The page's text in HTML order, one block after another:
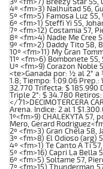
4º <fm>3) Nalhuitad 56,
5º <fm>5) Famosa Luz
6º <fm>1) Steffi Yi 55,
7º <fm>12) Costamia 57,
8º <fm>4) Nadie Me Cree
9º <fm>2) Daddy Tito 58,
10º <fm>11) My Gran
11º <fm>6) Bombonete
Uº <fm>9) Corazon
<te>Ganada por: ½ al 2° a
1.8; Tiempo: 1:09.06
32.770 Trifecta: $ 185.990
Triple 2°: $ 34.780
</71>DECIMOTERCERA
Arena. Indice: 2 al 1
1º<fm>9) CHALEKYTA
Mero, Gerard
2º <fm>3) Gran Chela 58,
3º <fm>8) El Odioso (arg)
4º <fm>1) Te Canto A Ti
5º <fm>16) Capri La Bella
6º <fm>5) Soltame 57,